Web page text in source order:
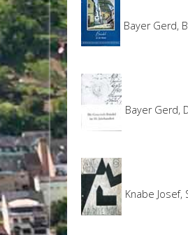
Bayer Gerd,
Bayer Gerd,
Knabe Josef,